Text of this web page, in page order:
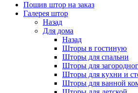
Пошив штор на заказ
Галерея штор
Назад
Для дома
Назад
Шторы в гостиную
Шторы для спальни
Шторы для
Шторы для кухни и
Шторы для ванной